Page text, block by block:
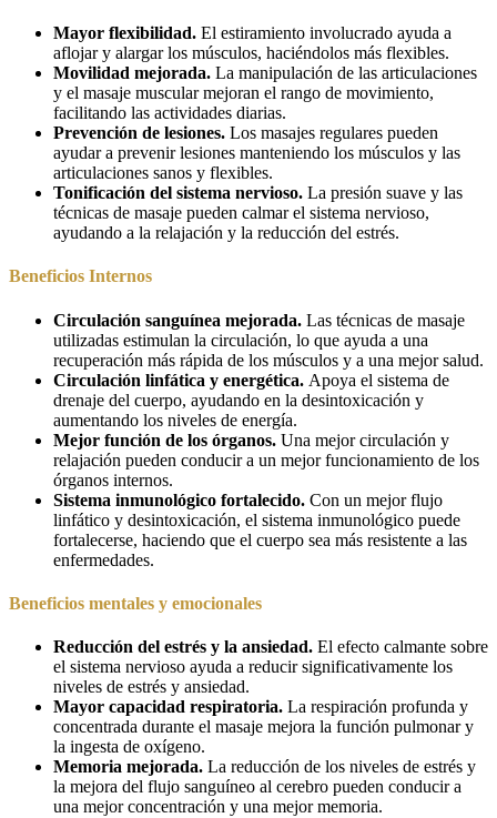
Mayor flexibilidad. El estiramiento involucrado ayuda a
aflojar y alargar los músculos, haciéndolos más flexibles.
Movilidad mejorada. La manipulación de las articulaciones
y el masaje muscular mejoran el rango de movimiento,
facilitando las actividades diarias.
Prevención de lesiones. Los masajes regulares pueden
ayudar a prevenir lesiones manteniendo los músculos y las
articulaciones sanos y flexibles.
Tonificación del sistema nervioso. La presión suave y las
técnicas de masaje pueden calmar el sistema nervioso,
ayudando a la relajación y la reducción del estrés.
Beneficios Internos
Circulación sanguínea mejorada. Las técnicas de masaje
utilizadas estimulan la circulación, lo que ayuda a una
recuperación más rápida de los músculos y a una mejor salud.
Circulación linfática y energética. Apoya el sistema de
drenaje del cuerpo, ayudando en la desintoxicación y
aumentando los niveles de energía.
Mejor función de los órganos. Una mejor circulación y
relajación pueden conducir a un mejor funcionamiento de los
órganos internos.
Sistema inmunológico fortalecido. Con un mejor flujo
linfático y desintoxicación, el sistema inmunológico puede
fortalecerse, haciendo que el cuerpo sea más resistente a las
enfermedades.
Beneficios mentales y emocionales
Reducción del estrés y la ansiedad. El efecto calmante sobre
el sistema nervioso ayuda a reducir significativamente los
niveles de estrés y ansiedad.
Mayor capacidad respiratoria. La respiración profunda y
concentrada durante el masaje mejora la función pulmonar y
la ingesta de oxígeno.
Memoria mejorada. La reducción de los niveles de estrés y
la mejora del flujo sanguíneo al cerebro pueden conducir a
una mejor concentración y una mejor memoria.